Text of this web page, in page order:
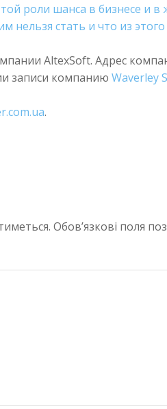
роли шанса в бизнесе и в
стать и что из
AltexSoft. Адрес
записи компанию Waverley
.
Обов’язкові поля